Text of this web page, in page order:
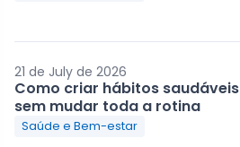
21 de July de 2026
Como criar hábitos saudáveis
sem mudar toda a rotina
Saúde e Bem-estar